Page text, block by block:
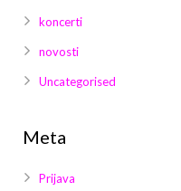
koncerti
novosti
Uncategorised
Meta
Prijava